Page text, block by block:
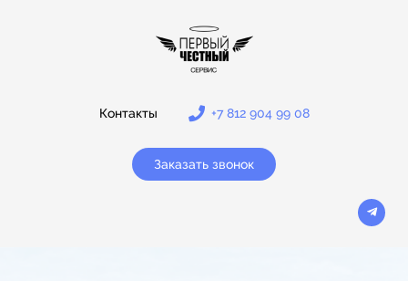
Контакты +7 812 904 99 08
Заказать звонок